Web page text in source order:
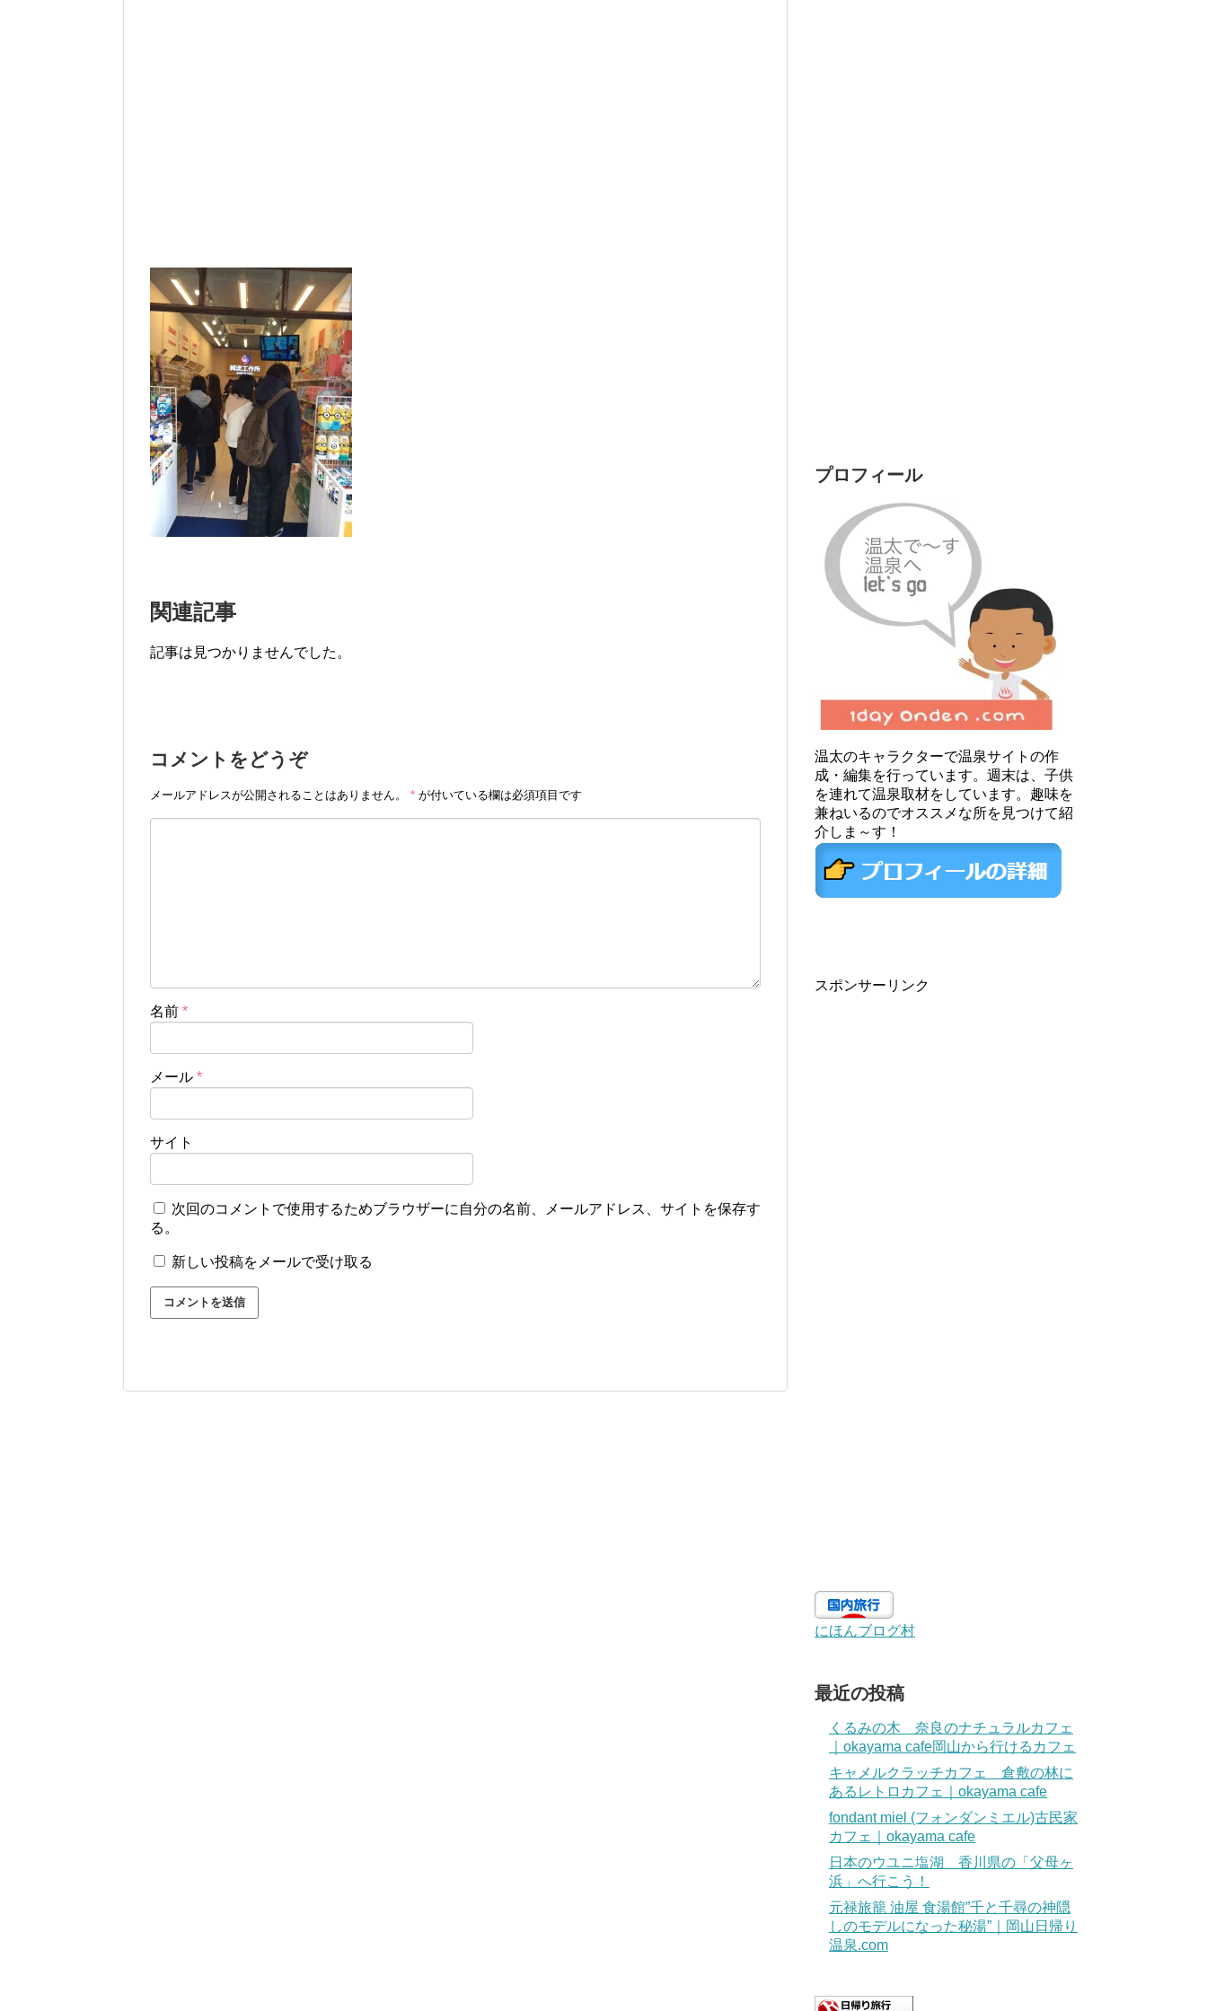
関連記事
記事は見つかりませんでした。
コメントをどうぞ
メールアドレスが公開されることはありません。 * が付いている欄は必須項目です
名前 *
メール *
サイト
次回のコメントで使用するためブラウザーに自分の名前、メールアドレス、サイトを保存す
る。
新しい投稿をメールで受け取る
プロフィール
温太のキャラクターで温泉サイトの作
成・編集を行っています。週末は、子供
を連れて温泉取材をしています。趣味を
兼ねいるのでオススメな所を見つけて紹
介しま～す！
スポンサーリンク
にほんブログ村
最近の投稿
くるみの木 奈良のナチュラルカフェ
｜okayama cafe岡山から行けるカフェ
キャメルクラッチカフェ 倉敷の林に
あるレトロカフェ｜okayama cafe
fondant miel (フォンダンミエル)古民家
カフェ｜okayama cafe
日本のウユニ塩湖 香川県の「父母ヶ
浜」へ行こう！
元禄旅籠 油屋 食湯館”千と千尋の神隠
しのモデルになった秘湯”｜岡山日帰り
温泉.com